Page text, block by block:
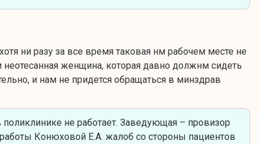
ни разу за все время таковая нм рабочем месте не
неотесанная женщина, которая давно должнм сидеть
и нам не придется обращаться в минздрав
не работает. Заведующая – провизор
Конюховой Е.А. жалоб со стороны пациентов